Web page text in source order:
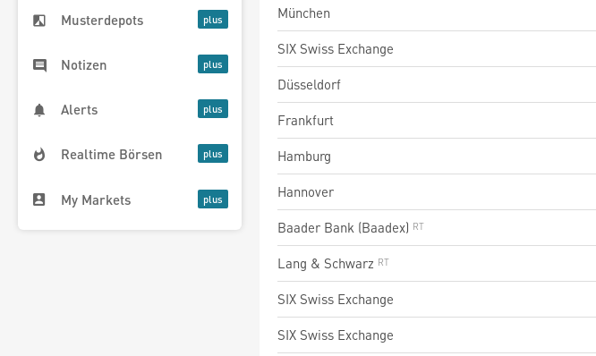
Musterdepots
Notizen
Alerts
Realtime Börsen
My Markets
München
SIX Swiss Exchange
Düsseldorf
Frankfurt
Hamburg
Hannover
Baader Bank (Baadex)
Lang & Schwarz
SIX Swiss Exchange
SIX Swiss Exchange